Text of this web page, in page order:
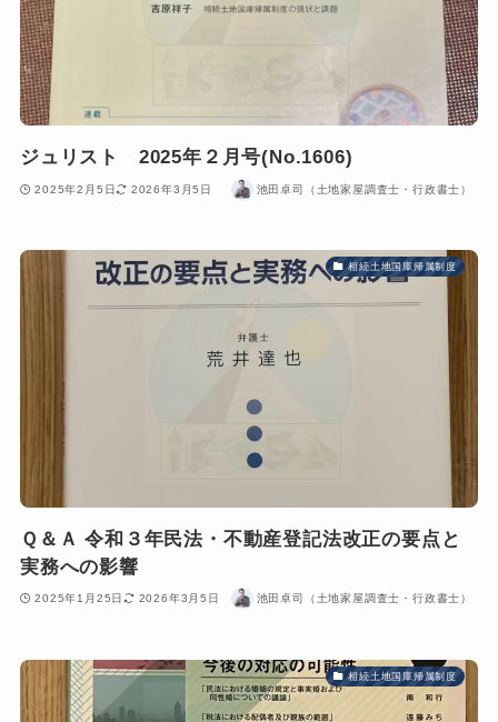
ジュリスト 2025年２月号(No.1606)
2025年2月5日 2026年3月5日 池田卓司（土地家屋調査士・行政書士）
相続土地国庫帰属制度
Ｑ＆Ａ 令和３年民法・不動産登記法改正の要点と
実務への影響
2025年1月25日 2026年3月5日 池田卓司（土地家屋調査士・行政書士）
相続土地国庫帰属制度